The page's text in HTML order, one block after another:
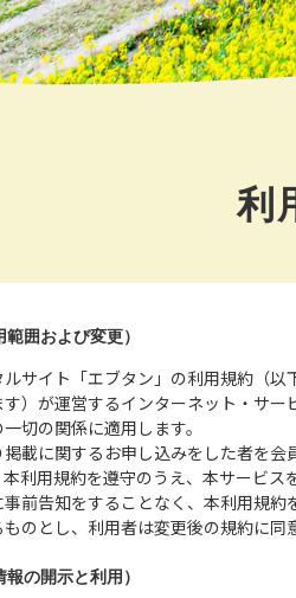
利
囲および変更）
サイト「エブタン」の利用規約（
す）が運営するインターネット・サ
切の関係に適用します。
載に関するお申し込みをした者を
利用規約を遵守のうえ、本サービス
前告知をすることなく、本利用規
のとし、利用者は変更後の規約に同
の開示と利用）